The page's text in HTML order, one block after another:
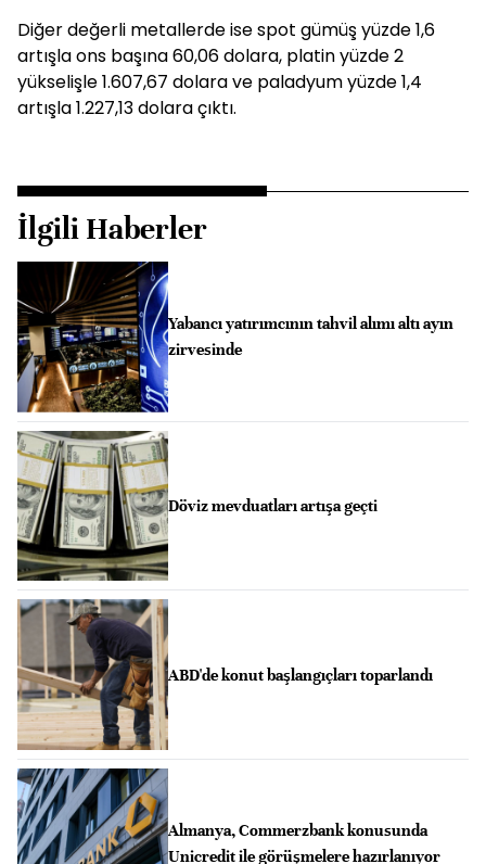
Diğer değerli metallerde ise spot gümüş yüzde 1,6
artışla ons başına 60,06 dolara, platin yüzde 2
yükselişle 1.607,67 dolara ve paladyum yüzde 1,4
artışla 1.227,13 dolara çıktı.
İlgili Haberler
Yabancı yatırımcının tahvil alımı altı ayın
zirvesinde
Döviz mevduatları artışa geçti
ABD'de konut başlangıçları toparlandı
Almanya, Commerzbank konusunda
Unicredit ile görüşmelere hazırlanıyor